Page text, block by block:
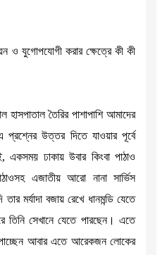
ও যুগোপযোগী করার ক্ষেত্রে কী কী
হাসপাতাল তৈরির পাশাপাশি আমাদের
উত্তর দিতে যাওয়ার পূর্বে
একসময় ঢাকায় উবার কিংবা পাঠাও
এজাতীয় আরো নানা সার্ভিস
মর্যাদা বজায় রেখে ধানমন্ডি যেতে
তিনি সেখানে যেতে পারছেন। এতে
পাচ্ছেন আবার এতে আরেকজন লোকের